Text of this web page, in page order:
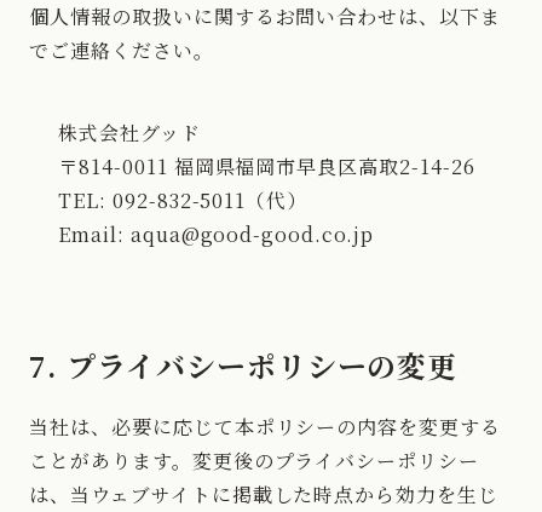
個人情報の取扱いに関するお問い合わせは、以下ま
でご連絡ください。
株式会社グッド
〒814-0011 福岡県福岡市早良区高取2-14-26
TEL: 092-832-5011（代）
Email: aqua@good-good.co.jp
7. プライバシーポリシーの変更
当社は、必要に応じて本ポリシーの内容を変更する
ことがあります。変更後のプライバシーポリシー
は、当ウェブサイトに掲載した時点から効力を生じ